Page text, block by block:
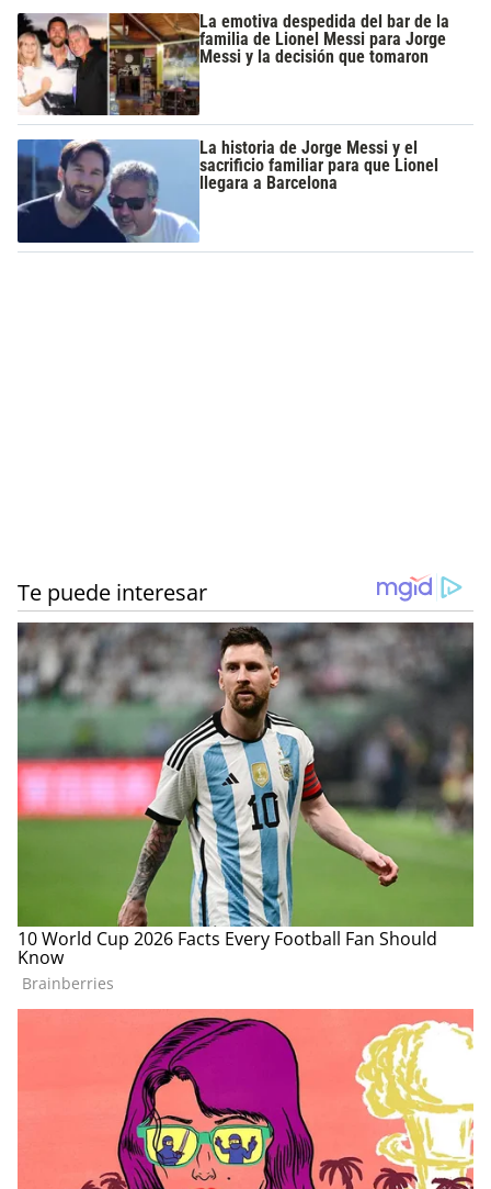
La emotiva despedida del bar de la
familia de Lionel Messi para Jorge
Messi y la decisión que tomaron
La historia de Jorge Messi y el
sacrificio familiar para que Lionel
llegara a Barcelona